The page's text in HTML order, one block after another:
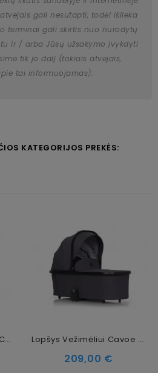
gali nesutapti, todėl išlieka
terminai gali skirtis nuo nurodytų
ir / arba Jūsų užsakymo įvykdyti
tik jo dalį (tokiais atvejais,
tai informuojamas).
KATEGORIJOS PREKĖS:
Lopšys Vežimėliui Euro-Cart Crox Camel 2023 Lopšys Vežimėliui Cavoe Moi+ Iron
Kaina
209,00 €